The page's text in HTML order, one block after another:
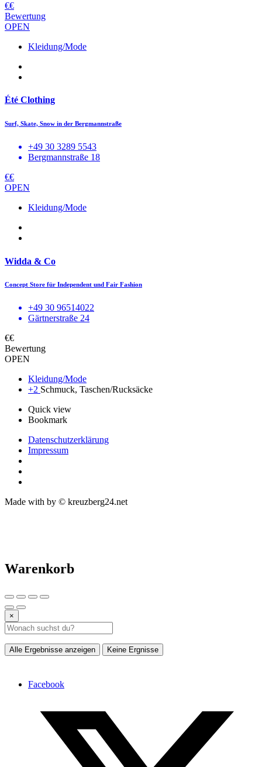
€€
Bewertung
OPEN
Kleidung/Mode
Été Clothing
Surf, Skate, Snow in der Bergmannstraße
+49 30 3289 5543
Bergmannstraße 18
€€
OPEN
Kleidung/Mode
Widda & Co
Concept Store für Independent und Fair Fashion
+49 30 96514022
Gärtnerstraße 24
€€
Bewertung
OPEN
Kleidung/Mode
+2 Schmuck, Taschen/Rucksäcke
Quick view
Bookmark
Datenschutzerklärung
Impressum
Made with by © kreuzberg24.net
Warenkorb
×
Alle Ergebnisse anzeigen Keine Ergnisse
Facebook